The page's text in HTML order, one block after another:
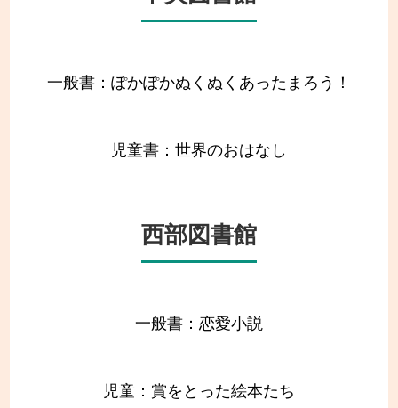
一般書：ぽかぽかぬくぬくあったまろう！
児童書：世界のおはなし
西部図書館
一般書：恋愛小説
児童：賞をとった絵本たち